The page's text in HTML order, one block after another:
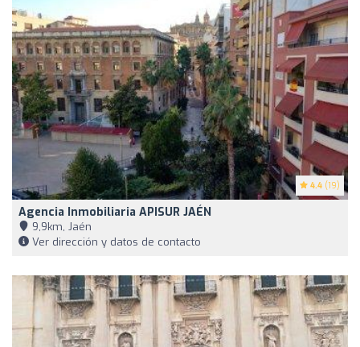
4.4 (19)
Agencia Inmobiliaria APISUR JAÉN
9,9km, Jaén
Ver dirección y datos de contacto